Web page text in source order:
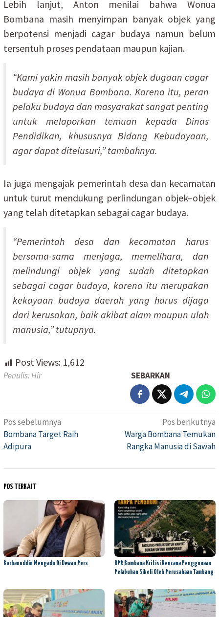
Lebih lanjut, Anton menilai bahwa Wonua
Bombana masih menyimpan banyak objek yang
berpotensi menjadi cagar budaya namun belum
tersentuh proses pendataan maupun kajian.
“Kami yakin masih banyak objek dugaan cagar
budaya di Wonua Bombana. Karena itu, peran
pelaku budaya dan masyarakat sangat penting
untuk melaporkan temuan kepada Dinas
Pendidikan, khususnya Bidang Kebudayaan,
agar dapat ditelusuri,” tambahnya.
Ia juga mengajak pemerintah desa dan kecamatan
untuk turut mendukung perlindungan objek–objek
yang telah ditetapkan sebagai cagar budaya.
“Pemerintah desa dan kecamatan harus
bersama-sama menjaga, memelihara, dan
melindungi objek yang sudah ditetapkan
sebagai cagar budaya, karena itu merupakan
kekayaan budaya daerah yang harus dijaga
dari kerusakan, baik akibat alam maupun ulah
manusia,” tutupnya.
Post Views: 1,612
Penulis: Hir SEBARKAN
Navigasi
pos
Pos sebelumnya
Bombana Target Raih
Adipura
Pos berikutnya
Warga Bombana Temukan
Rangka Manusia di Sawah
POS TERKAIT
Burhanuddin Mengadu Di Dewan Pers
DPR Bombana Kritisi Rencana Penggunaan
Pelabuhan Sikeli Oleh Perusahaan Tambang